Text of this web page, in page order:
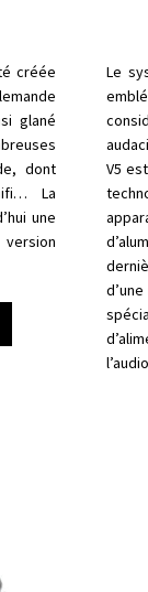
créée
glané
dont
La
une
Le
V5